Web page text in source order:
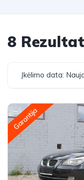
8
Įkėlimo data:
Garantija